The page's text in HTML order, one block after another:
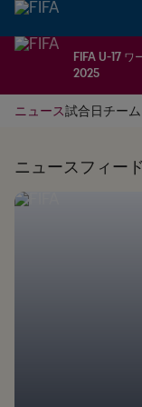
FIFA U-17 ワ
2025
ニュース試合日チーム
ニュースフィード